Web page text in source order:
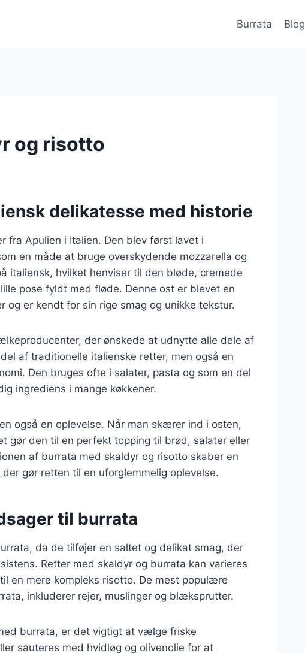
Burrata Blog
og risotto
delikatesse med historie
fra Apulien i Italien. Den blev først lavet i
en måde at bruge overskydende mozzarella og
italiensk, hvilket henviser til den bløde, cremede
pose fyldt med fløde. Denne ost er blevet en
og er kendt for sin rige smag og unikke tekstur.
der ønskede at udnytte alle dele af
af traditionelle italienske retter, men også en
Den bruges ofte i salater, pasta og som en del
ingrediens i mange køkkener.
også en oplevelse. Når man skærer ind i osten,
gør den til en perfekt topping til brød, salater eller
af burrata med skaldyr og risotto skaber en
gør retten til en uforglemmelig oplevelse.
til burrata
da de tilføjer en saltet og delikat smag, der
Retter med skaldyr og burrata kan varieres
en mere kompleks risotto. De mest populære
inkluderer rejer, muslinger og blæksprutter.
burrata, er det vigtigt at vælge friske
sauteres med hvidløg og olivenolie for at